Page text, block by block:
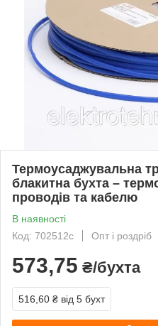
Термоусаджувальна
блакитна бухта –
проводів та кабелю
В наявності
Код: 702512с
Опт і роздріб
573,75 ₴/бухта
516,60 ₴ від 5 бухт